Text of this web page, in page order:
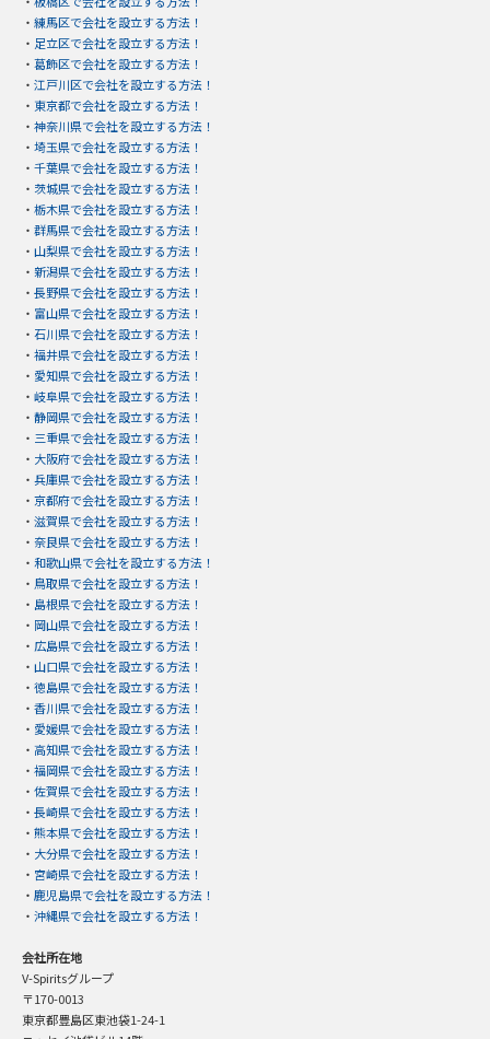
・ 練馬区で会社を設立する方法！
・ 足立区で会社を設立する方法！
・ 葛飾区で会社を設立する方法！
・ 江戸川区で会社を設立する方法！
・ 東京都で会社を設立する方法！
・ 神奈川県で会社を設立する方法！
・ 埼玉県で会社を設立する方法！
・ 千葉県で会社を設立する方法！
・ 茨城県で会社を設立する方法！
・ 栃木県で会社を設立する方法！
・ 群馬県で会社を設立する方法！
・ 山梨県で会社を設立する方法！
・ 新潟県で会社を設立する方法！
・ 長野県で会社を設立する方法！
・ 富山県で会社を設立する方法！
・ 石川県で会社を設立する方法！
・ 福井県で会社を設立する方法！
・ 愛知県で会社を設立する方法！
・ 岐阜県で会社を設立する方法！
・ 静岡県で会社を設立する方法！
・ 三重県で会社を設立する方法！
・ 大阪府で会社を設立する方法！
・ 兵庫県で会社を設立する方法！
・ 京都府で会社を設立する方法！
・ 滋賀県で会社を設立する方法！
・ 奈良県で会社を設立する方法！
・ 和歌山県で会社を設立する方法！
・ 鳥取県で会社を設立する方法！
・ 島根県で会社を設立する方法！
・ 岡山県で会社を設立する方法！
・ 広島県で会社を設立する方法！
・ 山口県で会社を設立する方法！
・ 徳島県で会社を設立する方法！
・ 香川県で会社を設立する方法！
・ 愛媛県で会社を設立する方法！
・ 高知県で会社を設立する方法！
・ 福岡県で会社を設立する方法！
・ 佐賀県で会社を設立する方法！
・ 長崎県で会社を設立する方法！
・ 熊本県で会社を設立する方法！
・ 大分県で会社を設立する方法！
・ 宮崎県で会社を設立する方法！
・ 鹿児島県で会社を設立する方法！
・ 沖縄県で会社を設立する方法！
会社所在地
V-Spiritsグループ
〒170-0013
東京都豊島区東池袋1-24-1